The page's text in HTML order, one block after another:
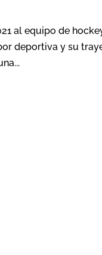
al equipo de
deportiva y su